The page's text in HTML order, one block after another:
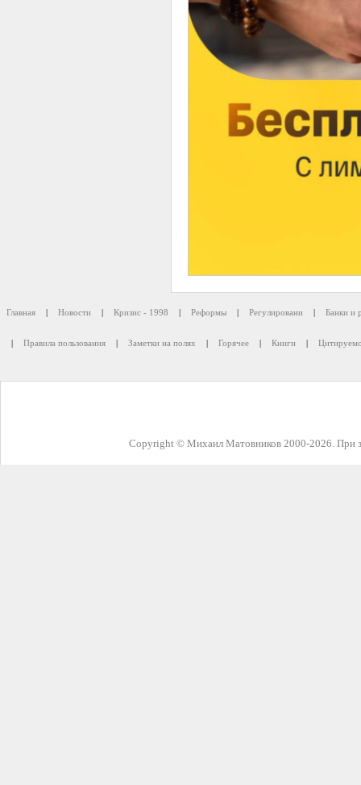
Главная | Новости | Кризис - 1998 | Реформы | Регулировани | Банки и
| Правила пользования | Заметки на полях | Горячее | Книги |
Copyright © Михаил Матовников 2000-2026. При